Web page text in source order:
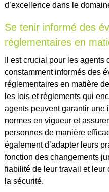
d’excellence dans le
Se tenir informé des
réglementaires en
Il est crucial pour les
constamment informés des
réglementaires en matière
les lois et règlements qui
agents peuvent garantir une
normes en vigueur et
personnes de manière
également d’adapter leurs
fonction des changements
fiabilité de leur travail et
la sécurité.